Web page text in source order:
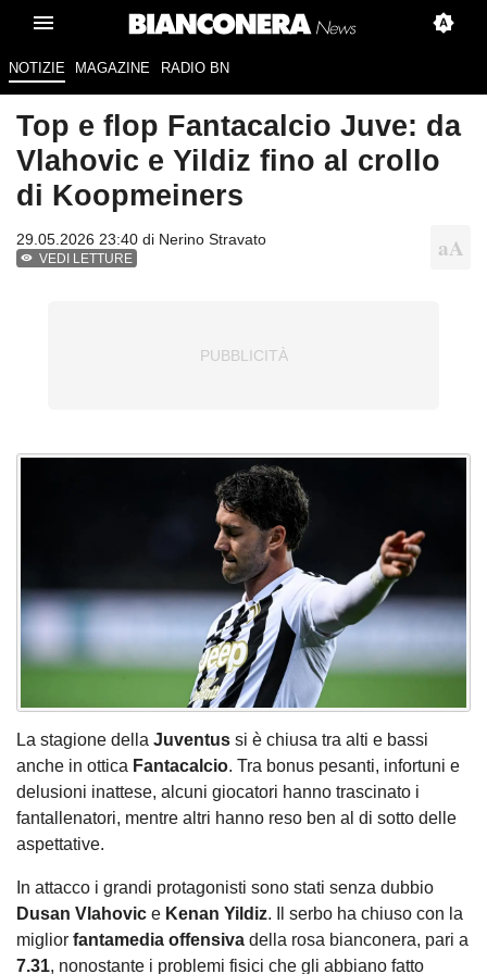
NOTIZIE MAGAZINE RADIO BN
Top e flop Fantacalcio Juve: da
Vlahovic e Yildiz fino al crollo
di Koopmeiners
29.05.2026 23:40 di Nerino Stravato
VEDI LETTURE
La stagione della Juventus si è chiusa tra alti e bassi
anche in ottica Fantacalcio. Tra bonus pesanti, infortuni e
delusioni inattese, alcuni giocatori hanno trascinato i
fantallenatori, mentre altri hanno reso ben al di sotto delle
aspettative.
In attacco i grandi protagonisti sono stati senza dubbio
Dusan Vlahovic e Kenan Yildiz. Il serbo ha chiuso con la
miglior fantamedia offensiva della rosa bianconera, pari a
7.31, nonostante i problemi fisici che gli abbiano fatto